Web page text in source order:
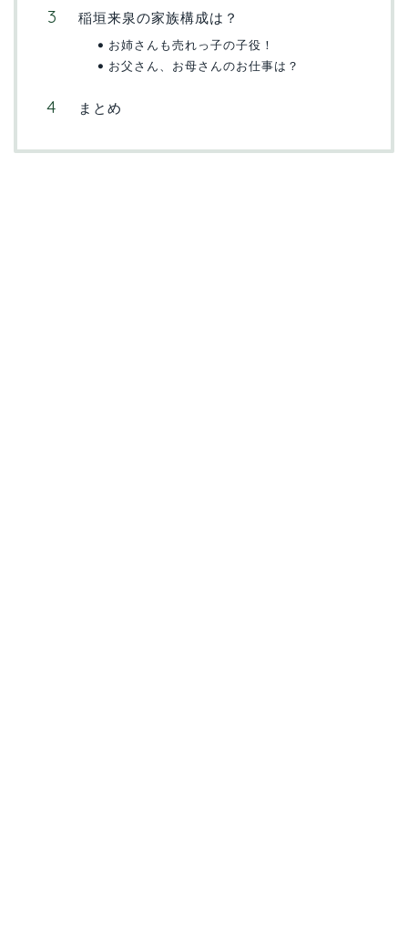
稲垣来泉の家族構成は？
お姉さんも売れっ子の子役！
お父さん、お母さんのお仕事は？
まとめ